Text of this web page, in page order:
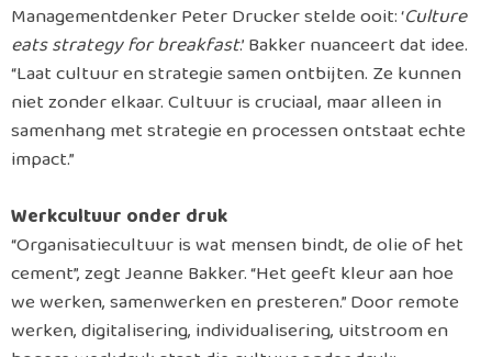
Managementdenker Peter Drucker stelde ooit: ‘Culture
eats strategy for breakfast.’ Bakker nuanceert dat idee.
“Laat cultuur en strategie samen ontbijten. Ze kunnen
niet zonder elkaar. Cultuur is cruciaal, maar alleen in
samenhang met strategie en processen ontstaat echte
impact.”
Werkcultuur onder druk
“Organisatiecultuur is wat mensen bindt, de olie of het
cement”, zegt Jeanne Bakker. “Het geeft kleur aan hoe
we werken, samenwerken en presteren.” Door remote
werken, digitalisering, individualisering, uitstroom en